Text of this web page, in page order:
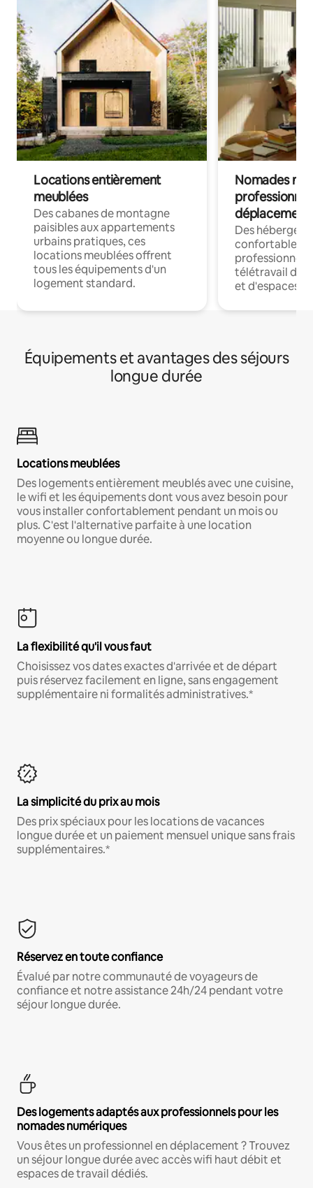
Locations entièrement
meublées
Des cabanes de montagne
paisibles aux appartements
urbains pratiques, ces
locations meublées offrent
tous les équipements d'un
logement standard.
Nomades
déplacement
Des
confortables
professionnels
télétravail
et d'espaces
Équipements et avantages des séjours
longue durée
Locations meublées
Des logements entièrement meublés avec une cuisine,
le wifi et les équipements dont vous avez besoin pour
vous installer confortablement pendant un mois ou
plus. C'est l'alternative parfaite à une location
moyenne ou longue durée.
La flexibilité qu'il vous faut
Choisissez vos dates exactes d'arrivée et de départ
puis réservez facilement en ligne, sans engagement
supplémentaire ni formalités administratives.*
La simplicité du prix au mois
Des prix spéciaux pour les locations de vacances
longue durée et un paiement mensuel unique sans frais
supplémentaires.*
Réservez en toute confiance
Évalué par notre communauté de voyageurs de
confiance et notre assistance 24h/24 pendant votre
séjour longue durée.
Des logements adaptés aux professionnels pour les
nomades numériques
Vous êtes un professionnel en déplacement ? Trouvez
un séjour longue durée avec accès wifi haut débit et
espaces de travail dédiés.